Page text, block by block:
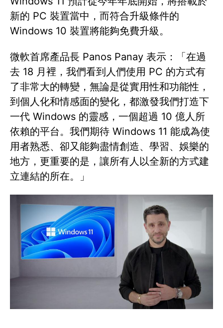
新的 PC 裝置當中，而符合升級條件的
Windows 10 裝置將能夠免費升級。
微軟首席產品長 Panos Panay 表示：「在過
去 18 月裡，我們看到人們使用 PC 的方式有
了非常大的轉變，無論是從實用性和功能性，
到個人化和情感面的變化，都激發我們打造下
一代 Windows 的靈感，一個超過 10 億人所
依賴的平台。我們期待 Windows 11 能成為使
用者熟悉、卻又能夠盡情創造、學習、娛樂的
地方，更重要的是，讓所有人以全新的方式建
立連結的所在。」